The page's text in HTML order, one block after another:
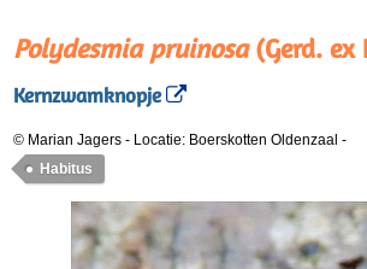
Polydesmia pruinosa(Gerd. ex
Kernzwamknopje
© Marian Jagers - Locatie: Boerskotten Oldenzaal -
Habitus